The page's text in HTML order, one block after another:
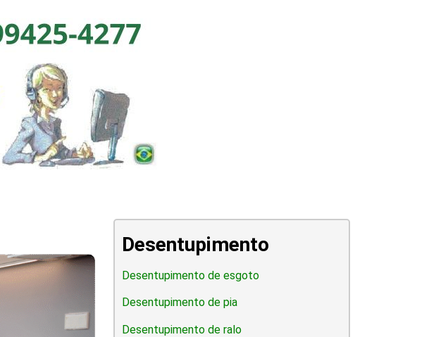
Desentupimento
Desentupimento de esgoto
Desentupimento de pia
Desentupimento de ralo